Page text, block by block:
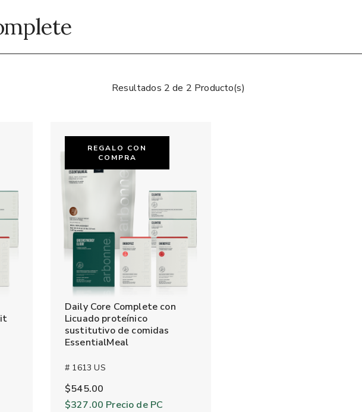
Resultados 2 de 2 Producto(s)
REGALO CON
COMPRA
Daily Core Complete con
Licuado proteínico
sustitutivo de comidas
EssentialMeal
# 1613 US
$545.00
$327.00 Precio de PC